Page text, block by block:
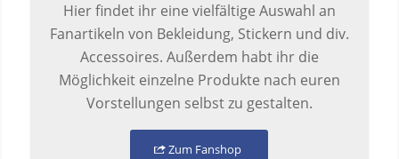
Hier findet ihr eine vielfältige Auswahl an
Fanartikeln von Bekleidung, Stickern und div.
Accessoires. Außerdem habt ihr die
Möglichkeit einzelne Produkte nach euren
Vorstellungen selbst zu gestalten.
Zum Fanshop